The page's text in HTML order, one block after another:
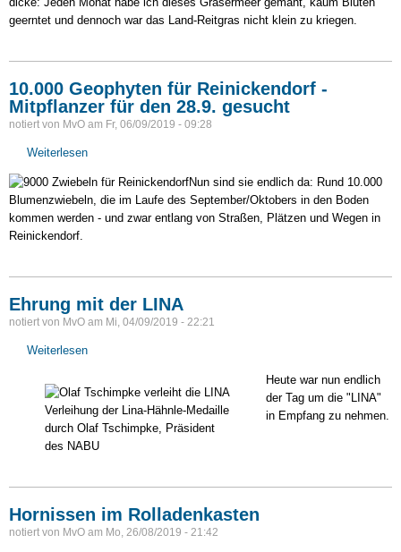
geerntet und dennoch war das Land-Reitgras nicht klein zu kriegen.
10.000 Geophyten für Reinickendorf -
Mitpflanzer für den 28.9. gesucht
notiert von MvO am Fr, 06/09/2019 - 09:28
Weiterlesen
Geophyten
für
Reinickendorf
für
den
28.9.
gesucht
Nun sind sie endlich da: Rund 10.000
Blumenzwiebeln, die im Laufe des September/Oktobers in den Boden
kommen werden - und zwar entlang von Straßen, Plätzen und Wegen in
Reinickendorf.
Ehrung mit der LINA
notiert von MvO am Mi, 04/09/2019 - 22:21
Weiterlesen
mit
LINA
Verleihung der Lina-Hähnle-Medaille
durch Olaf Tschimpke, Präsident
des NABU
Heute war nun endlich
der Tag um die "LINA"
in Empfang zu nehmen.
Hornissen im Rolladenkasten
notiert von MvO am Mo, 26/08/2019 - 21:42